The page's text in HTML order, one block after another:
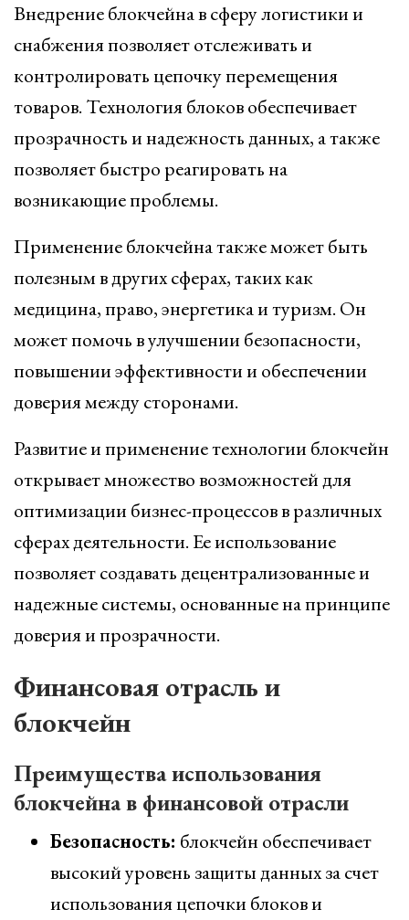
Внедрение блокчейна в сферу логистики и
снабжения позволяет отслеживать и
контролировать цепочку перемещения
товаров. Технология блоков обеспечивает
прозрачность и надежность данных, а также
позволяет быстро реагировать на
возникающие проблемы.
Применение блокчейна также может быть
полезным в других сферах, таких как
медицина, право, энергетика и туризм. Он
может помочь в улучшении безопасности,
повышении эффективности и обеспечении
доверия между сторонами.
Развитие и применение технологии блокчейн
открывает множество возможностей для
оптимизации бизнес-процессов в различных
сферах деятельности. Ее использование
позволяет создавать децентрализованные и
надежные системы, основанные на принципе
доверия и прозрачности.
Финансовая отрасль и
блокчейн
Преимущества использования
блокчейна в финансовой отрасли
Безопасность: блокчейн обеспечивает
высокий уровень защиты данных за счет
использования цепочки блоков и